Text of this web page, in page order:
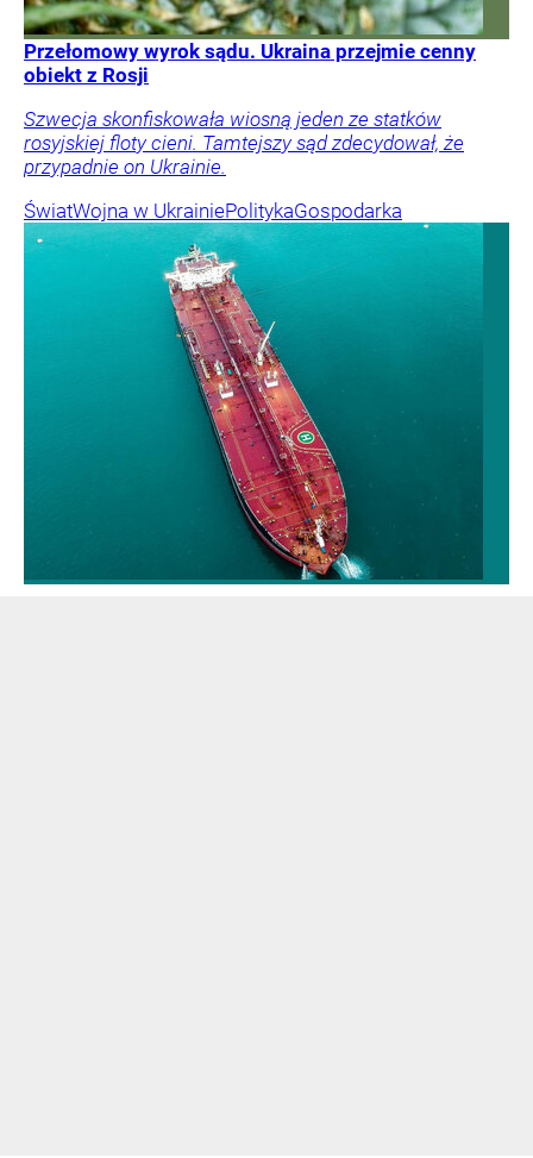
Przełomowy wyrok sądu. Ukraina przejmie cenny
obiekt z Rosji
Szwecja skonfiskowała wiosną jeden ze statków
rosyjskiej floty cieni. Tamtejszy sąd zdecydował, że
przypadnie on Ukrainie.
ŚwiatWojna w UkrainiePolitykaGospodarka